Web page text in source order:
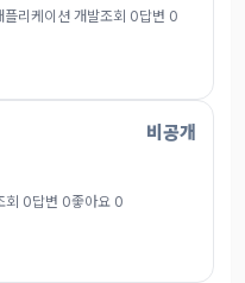
리케이션 개발조회 0답변 0
비공개
회 0답변 0좋아요 0